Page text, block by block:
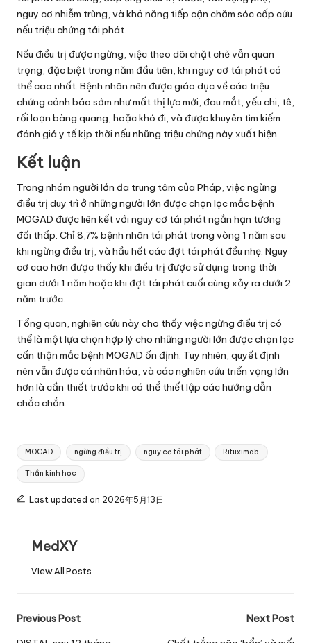
nguy cơ nhiễm trùng, và khả năng tiếp cận chăm sóc cấp cứu
nếu triệu chứng tái phát.
Nếu điều trị được ngừng, việc theo dõi chặt chẽ vẫn quan
trọng, đặc biệt trong năm đầu tiên, khi nguy cơ tái phát có
thể cao nhất. Bệnh nhân nên được giáo dục về các triệu
chứng cảnh báo sớm như mất thị lực mới, đau mắt, yếu chi, tê,
rối loạn bàng quang, hoặc khó đi, và được khuyên tìm kiếm
đánh giá y tế kịp thời nếu những triệu chứng này xuất hiện.
Kết luận
Trong nhóm người lớn đa trung tâm của Pháp, việc ngừng
điều trị duy trì ở những người lớn được chọn lọc mắc bệnh
MOGAD được liên kết với nguy cơ tái phát ngắn hạn tương
đối thấp. Chỉ 8,7% bệnh nhân tái phát trong vòng 1 năm sau
khi ngừng điều trị, và hầu hết các đợt tái phát đều nhẹ. Nguy
cơ cao hơn được thấy khi điều trị được sử dụng trong thời
gian dưới 1 năm hoặc khi đợt tái phát cuối cùng xảy ra dưới 2
năm trước.
Tổng quan, nghiên cứu này cho thấy việc ngừng điều trị có
thể là một lựa chọn hợp lý cho những người lớn được chọn lọc
cẩn thận mắc bệnh MOGAD ổn định. Tuy nhiên, quyết định
nên vẫn được cá nhân hóa, và các nghiên cứu triển vọng lớn
hơn là cần thiết trước khi có thể thiết lập các hướng dẫn
chắc chắn.
Tags:
MOGAD ngừng điều trị nguy cơ tái phát Rituximab
Thần kinh học
Last updated on 2026年5月13日
MedXY
View All Posts
Post
Previous Post
Next Post